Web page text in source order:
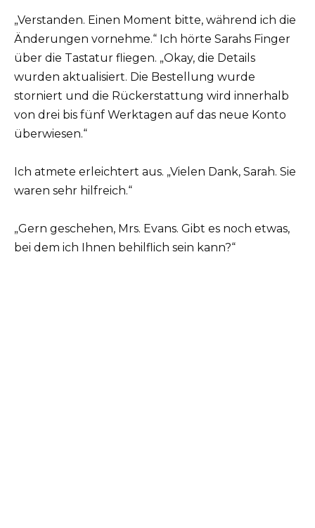
„Verstanden. Einen Moment bitte, während ich die
Änderungen vornehme.“ Ich hörte Sarahs Finger
über die Tastatur fliegen. „Okay, die Details
wurden aktualisiert. Die Bestellung wurde
storniert und die Rückerstattung wird innerhalb
von drei bis fünf Werktagen auf das neue Konto
überwiesen.“
Ich atmete erleichtert aus. „Vielen Dank, Sarah. Sie
waren sehr hilfreich.“
„Gern geschehen, Mrs. Evans. Gibt es noch etwas,
bei dem ich Ihnen behilflich sein kann?“